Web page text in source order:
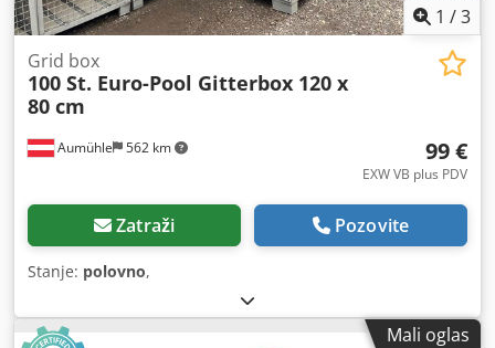
1 /3
Aumühle 562 km
Grid box
100 St. Euro-Pool Gitterbox 120 x
80 cm
99 €
EXW VB plus PDV
Zatraži Pozovite
Stanje: polovno,
Mali oglas